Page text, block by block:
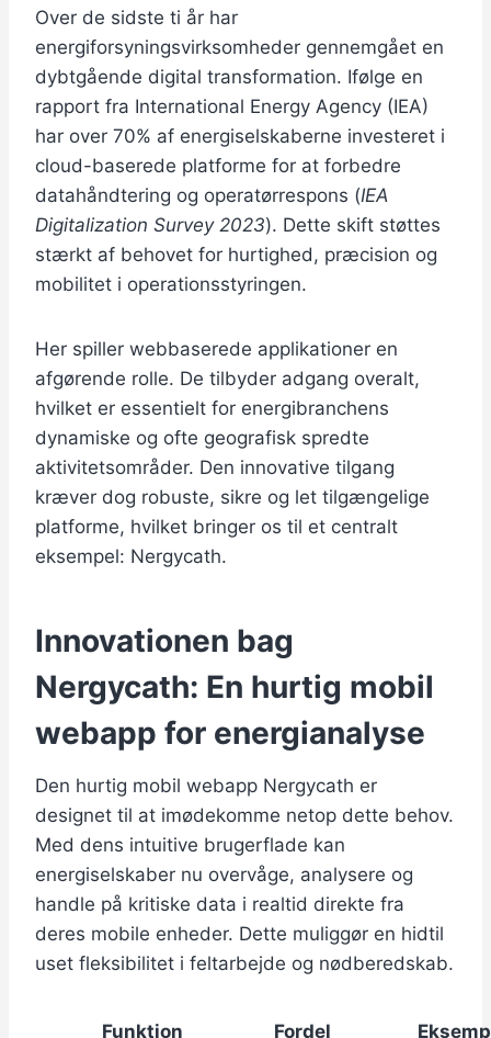
Over de sidste ti år har
energiforsyningsvirksomheder gennemgået en
dybtgående digital transformation. Ifølge en
rapport fra International Energy Agency (IEA)
har over 70% af energiselskaberne investeret i
cloud-baserede platforme for at forbedre
datahåndtering og operatørrespons (IEA
Digitalization Survey 2023). Dette skift støttes
stærkt af behovet for hurtighed, præcision og
mobilitet i operationsstyringen.
Her spiller webbaserede applikationer en
afgørende rolle. De tilbyder adgang overalt,
hvilket er essentielt for energibranchens
dynamiske og ofte geografisk spredte
aktivitetsområder. Den innovative tilgang
kræver dog robuste, sikre og let tilgængelige
platforme, hvilket bringer os til et centralt
eksempel: Nergycath.
Innovationen bag
Nergycath: En hurtig mobil
webapp for energianalyse
Den hurtig mobil webapp Nergycath er
designet til at imødekomme netop dette behov.
Med dens intuitive brugerflade kan
energiselskaber nu overvåge, analysere og
handle på kritiske data i realtid direkte fra
deres mobile enheder. Dette muliggør en hidtil
uset fleksibilitet i feltarbejde og nødberedskab.
Funktion Fordel